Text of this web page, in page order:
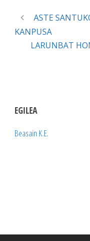
ASTE
KANPUSA
LARUNBAT
EGILEA
Beasain K.E.